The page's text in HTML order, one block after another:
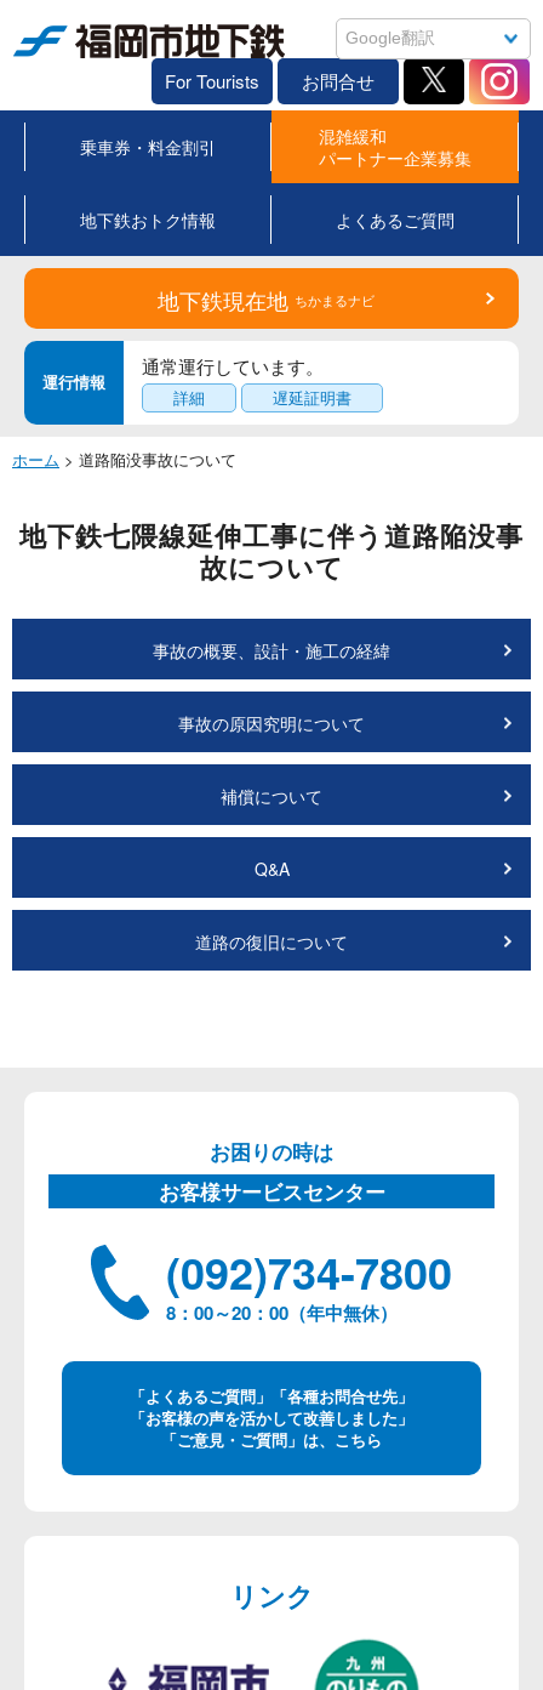
For Tourists お問合せ
乗車券・料金割引
混雑緩和
パートナー企業募集
地下鉄おトク情報 よくあるご質問
地下鉄現在地 ちかまるナビ
運行情報
通常運行しています。
詳細 遅延証明書
ホーム > 道路陥没事故について
地下鉄七隈線延伸工事に伴う道路陥没事
故について
事故の概要、設計・施工の経緯
事故の原因究明について
補償について
Q&A
道路の復旧について
お困りの時は
お客様サービスセンター
(092)734-7800
8：00～20：00（年中無休）
「よくあるご質問」「各種お問合せ先」
「お客様の声を活かして改善しました」
「ご意見・ご質問」は、こちら
リンク